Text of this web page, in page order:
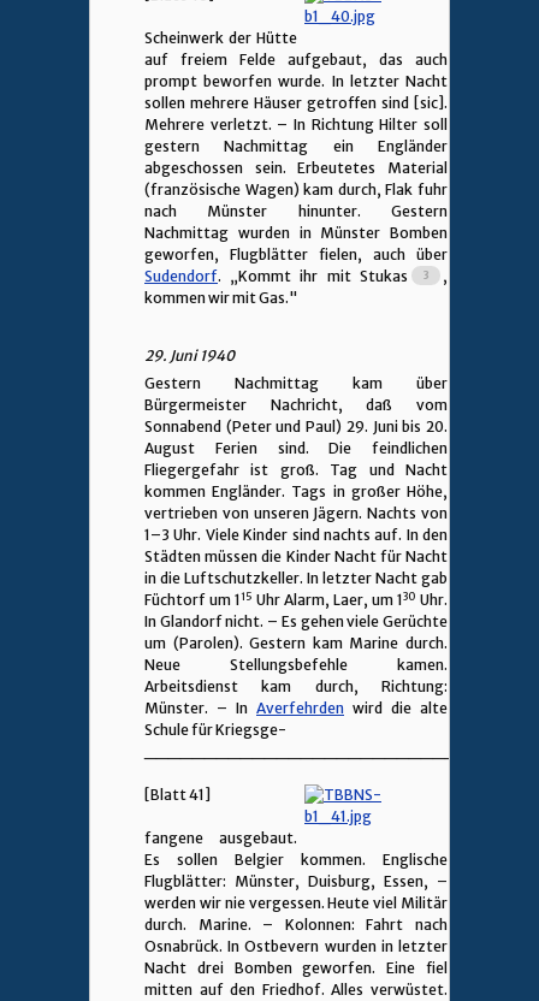
Scheinwerk der Hütte
auf freiem Felde aufgebaut, das auch
prompt beworfen wurde. In letzter Nacht
sollen mehrere Häuser getroffen sind [sic].
Mehrere verletzt. – In Richtung Hilter soll
gestern Nachmittag ein Engländer
abgeschossen sein. Erbeutetes Material
(französische Wagen) kam durch, Flak fuhr
nach Münster hinunter. Gestern
Nachmittag wurden in Münster Bomben
geworfen, Flugblätter fielen, auch über
Sudendorf. „Kommt ihr mit Stukas
,
kommen wir mit Gas."
29. Juni 1940
Gestern Nachmittag kam über
Bürgermeister Nachricht, daß vom
Sonnabend (Peter und Paul) 29. Juni bis 20.
August Ferien sind. Die feindlichen
Fliegergefahr ist groß. Tag und Nacht
kommen Engländer. Tags in großer Höhe,
vertrieben von unseren Jägern. Nachts von
1–3 Uhr. Viele Kinder sind nachts auf. In den
Städten müssen die Kinder Nacht für Nacht
in die Luftschutzkeller. In letzter Nacht gab
Füchtorf um 115 Uhr Alarm, Laer, um 130 Uhr.
In Glandorf nicht. – Es gehen viele Gerüchte
um (Parolen). Gestern kam Marine durch.
Neue Stellungsbefehle kamen.
Arbeitsdienst kam durch, Richtung:
Münster. – In Averfehrden wird die alte
Schule für Kriegsge-
[Blatt 41]
fangene ausgebaut.
Es sollen Belgier kommen. Englische
Flugblätter: Münster, Duisburg, Essen, –
werden wir nie vergessen. Heute viel Militär
durch. Marine. – Kolonnen: Fahrt nach
Osnabrück. In Ostbevern wurden in letzter
Nacht drei Bomben geworfen. Eine fiel
mitten auf den Friedhof. Alles verwüstet.